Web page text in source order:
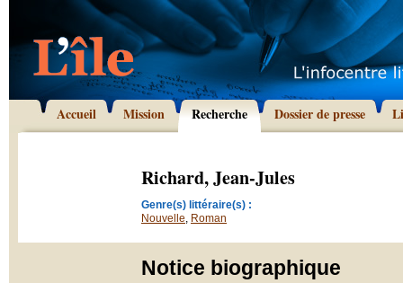
Accueil Mission Recherche Dossier de presse
Richard, Jean-Jules
Genre(s) littéraire(s) :
Nouvelle, Roman
Notice biographique